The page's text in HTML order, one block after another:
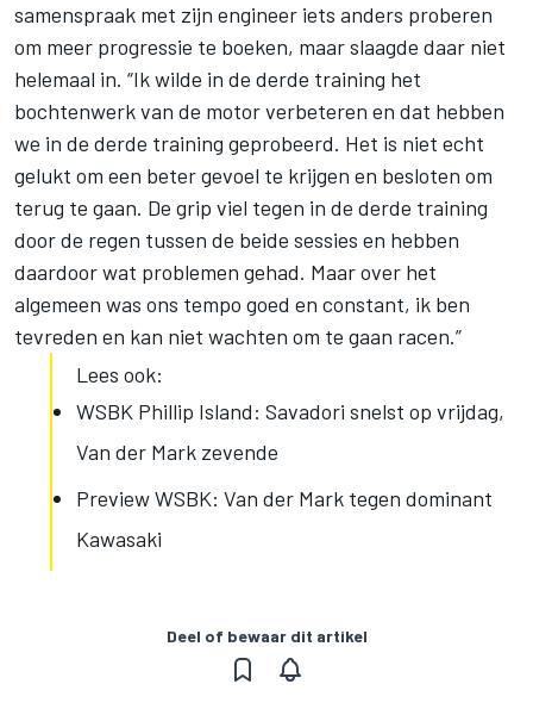
samenspraak met zijn engineer iets anders proberen
om meer progressie te boeken, maar slaagde daar niet
helemaal in. “Ik wilde in de derde training het
bochtenwerk van de motor verbeteren en dat hebben
we in de derde training geprobeerd. Het is niet echt
gelukt om een beter gevoel te krijgen en besloten om
terug te gaan. De grip viel tegen in de derde training
door de regen tussen de beide sessies en hebben
daardoor wat problemen gehad. Maar over het
algemeen was ons tempo goed en constant, ik ben
tevreden en kan niet wachten om te gaan racen.”
Lees ook:
WSBK Phillip Island: Savadori snelst op vrijdag,
Van der Mark zevende
Preview WSBK: Van der Mark tegen dominant
Kawasaki
Deel of bewaar dit artikel